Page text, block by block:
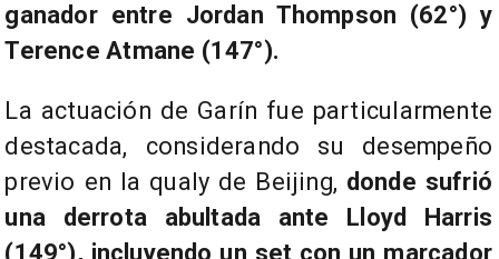
ganador entre Jordan Thompson (62°) y
Terence Atmane (147°).
La actuación de Garín fue particularmente
destacada, considerando su desempeño
previo en la qualy de Beijing, donde sufrió
una derrota abultada ante Lloyd Harris
(149°), incluyendo un set con un marcador